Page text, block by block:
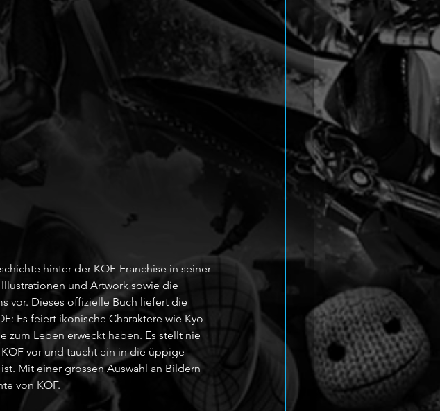
hinter der KOF-Franchise in seiner
und Artwork sowie die
vor. Dieses offizielle Buch liefert die
Es feiert ikonische Charaktere wie Kyo
zum Leben erweckt haben. Es stellt nie
vor und taucht ein in die üppige
Mit einer grossen Auswahl an Bildern
von KOF.